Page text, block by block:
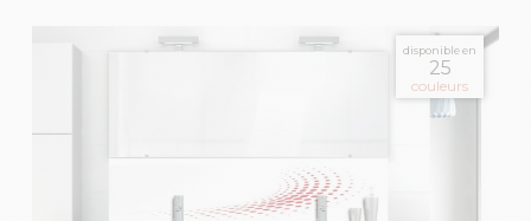
disponible en
25
couleurs